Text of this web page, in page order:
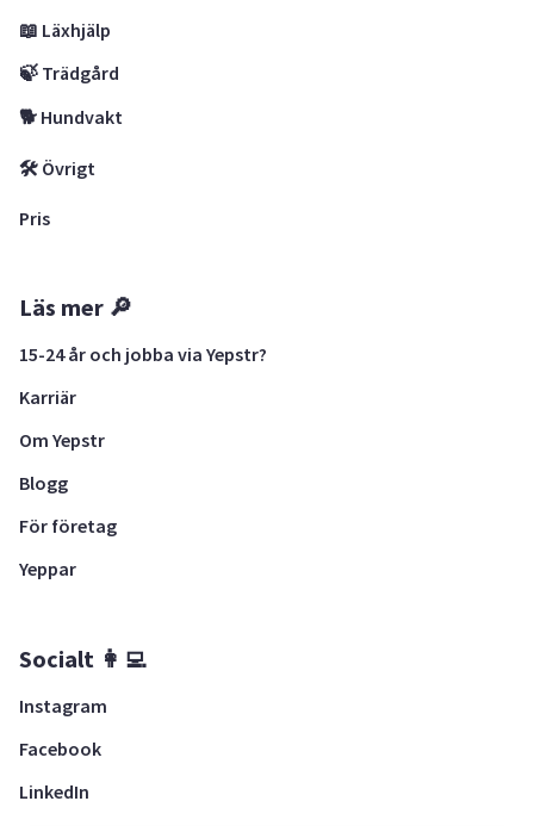
📖 Läxhjälp
🍃 Trädgård
🐕 Hundvakt
🛠 Övrigt
Pris
Läs mer 🔎
15-24 år och jobba via Yepstr?
Karriär
Om Yepstr
Blogg
För företag
Yeppar
Socialt 👩‍💻
Instagram
Facebook
LinkedIn